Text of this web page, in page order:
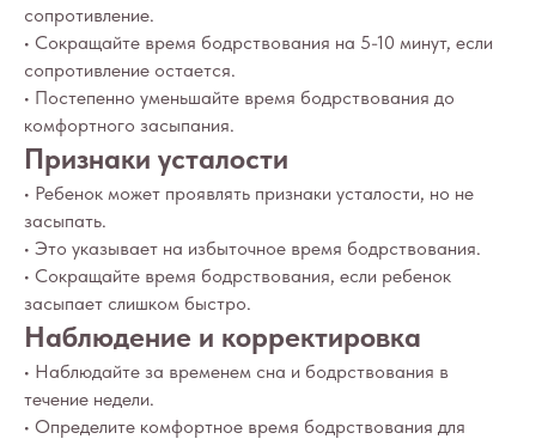
сопротивление.
• Сокращайте время бодрствования на 5-10 минут, если
сопротивление остается.
• Постепенно уменьшайте время бодрствования до
комфортного засыпания.
Признаки усталости
• Ребенок может проявлять признаки усталости, но не
засыпать.
• Это указывает на избыточное время бодрствования.
• Сокращайте время бодрствования, если ребенок
засыпает слишком быстро.
Наблюдение и корректировка
• Наблюдайте за временем сна и бодрствования в
течение недели.
• Определите комфортное время бодрствования для